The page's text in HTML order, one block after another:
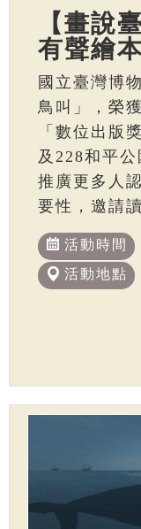
【畫說
有聲
國立臺灣博
鳥叫」，榮
「數位出版
及228和平
推廣更多人
要性，邀請
活動時間
活動地點